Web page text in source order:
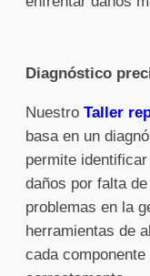
Diagnóstico
Nuestro Taller
basa en un
permite
daños por falta
problemas en la
herramientas de
cada